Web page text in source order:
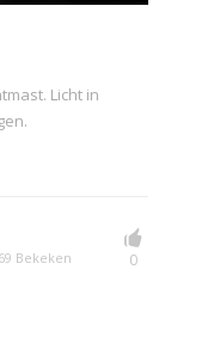
Licht in
Bekeken 0